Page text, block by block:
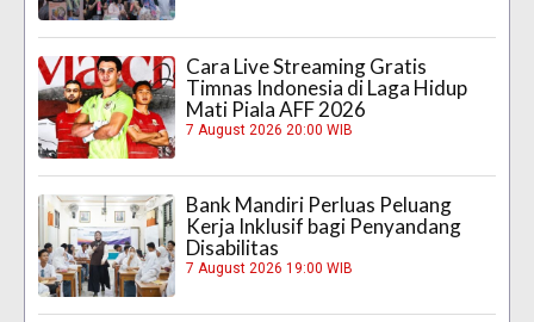
Cara Live Streaming Gratis
Timnas Indonesia di Laga Hidup
Mati Piala AFF 2026
7 August 2026 20:00 WIB
Bank Mandiri Perluas Peluang
Kerja Inklusif bagi Penyandang
Disabilitas
7 August 2026 19:00 WIB